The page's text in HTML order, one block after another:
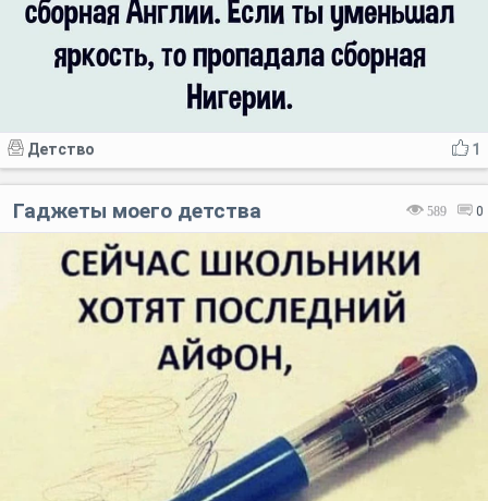
1
Детство
589 0
Гаджеты моего детства